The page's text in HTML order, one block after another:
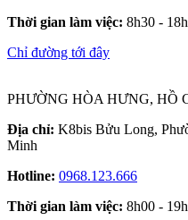
Thời gian làm việc: 8h30 - 18h
Chỉ đường tới đây
PHƯỜNG HÒA HƯNG, HỒ
Địa chỉ: K8bis Bửu Long,
Minh
Hotline: 0968.123.666
Thời gian làm việc: 8h00 - 19h